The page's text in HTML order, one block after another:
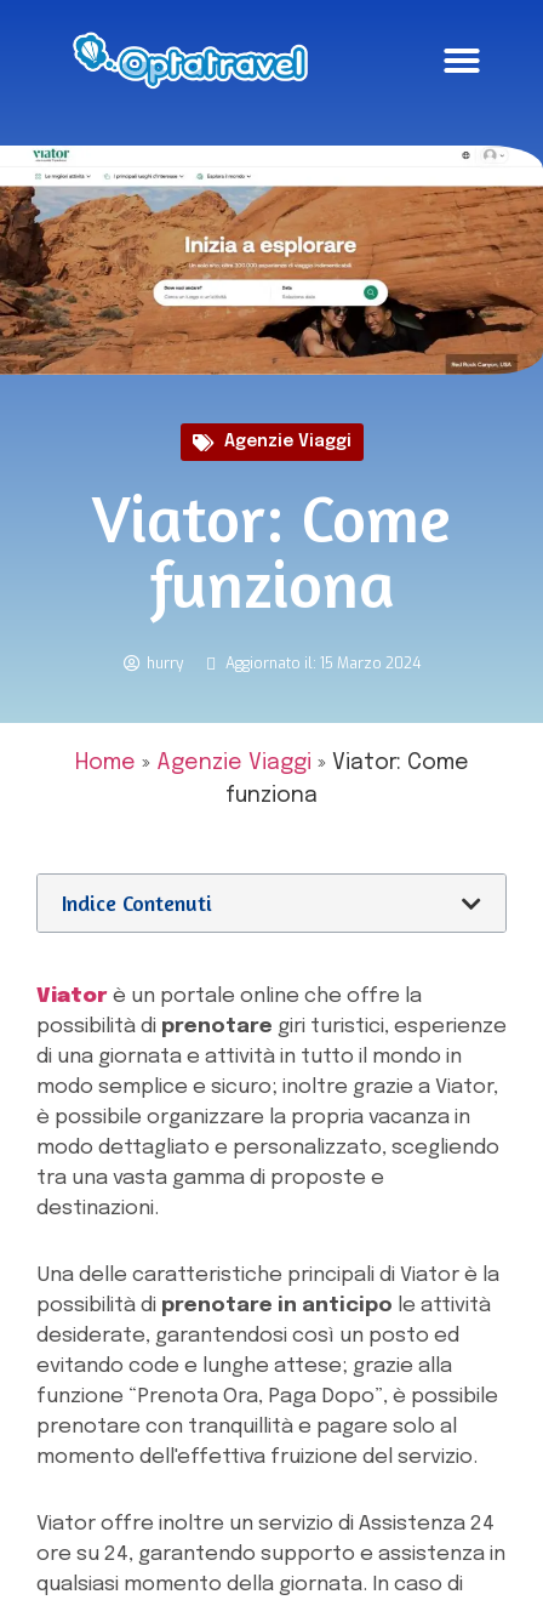
Agenzie Viaggi
Viator: Come
funziona
hurry Aggiornato il: 15 Marzo 2024
Home » Agenzie Viaggi » Viator: Come
funziona
Indice Contenuti
Viator è un portale online che offre la
possibilità di prenotare giri turistici, esperienze
di una giornata e attività in tutto il mondo in
modo semplice e sicuro; inoltre grazie a Viator,
è possibile organizzare la propria vacanza in
modo dettagliato e personalizzato, scegliendo
tra una vasta gamma di proposte e
destinazioni.
Una delle caratteristiche principali di Viator è la
possibilità di prenotare in anticipo le attività
desiderate, garantendosi così un posto ed
evitando code e lunghe attese; grazie alla
funzione “Prenota Ora, Paga Dopo”, è possibile
prenotare con tranquillità e pagare solo al
momento dell'effettiva fruizione del servizio.
Viator offre inoltre un servizio di Assistenza 24
ore su 24, garantendo supporto e assistenza in
qualsiasi momento della giornata. In caso di